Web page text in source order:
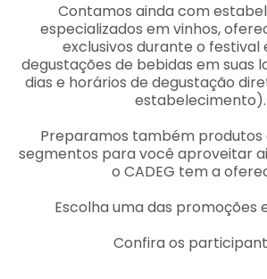
Contamos ainda com
especializados em vinhos,
exclusivos durante o
degustações de bebidas em suas
dias e horários de degustação
estabelecimento).
Preparamos também produtos
segmentos para você aproveitar
o CADEG tem a
Escolha uma das promoções
Confira os